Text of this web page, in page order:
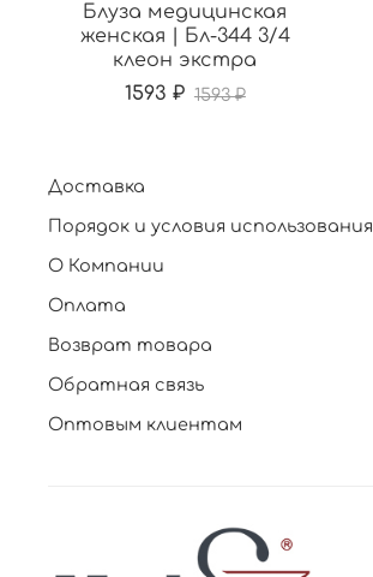
Блуза медицинская
женская | Бл-344 3/4
клеон экстра
1593 ₽ 1593 ₽
Доставка
Порядок и условия использования
О Компании
Оплата
Возврат товара
Обратная связь
Оптовым клиентам